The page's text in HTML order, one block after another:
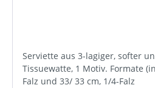
Serviette aus 3-lagiger, softer
Tissuewatte, 1 Motiv. Formate
Falz und 33/ 33 cm, 1/4-Falz